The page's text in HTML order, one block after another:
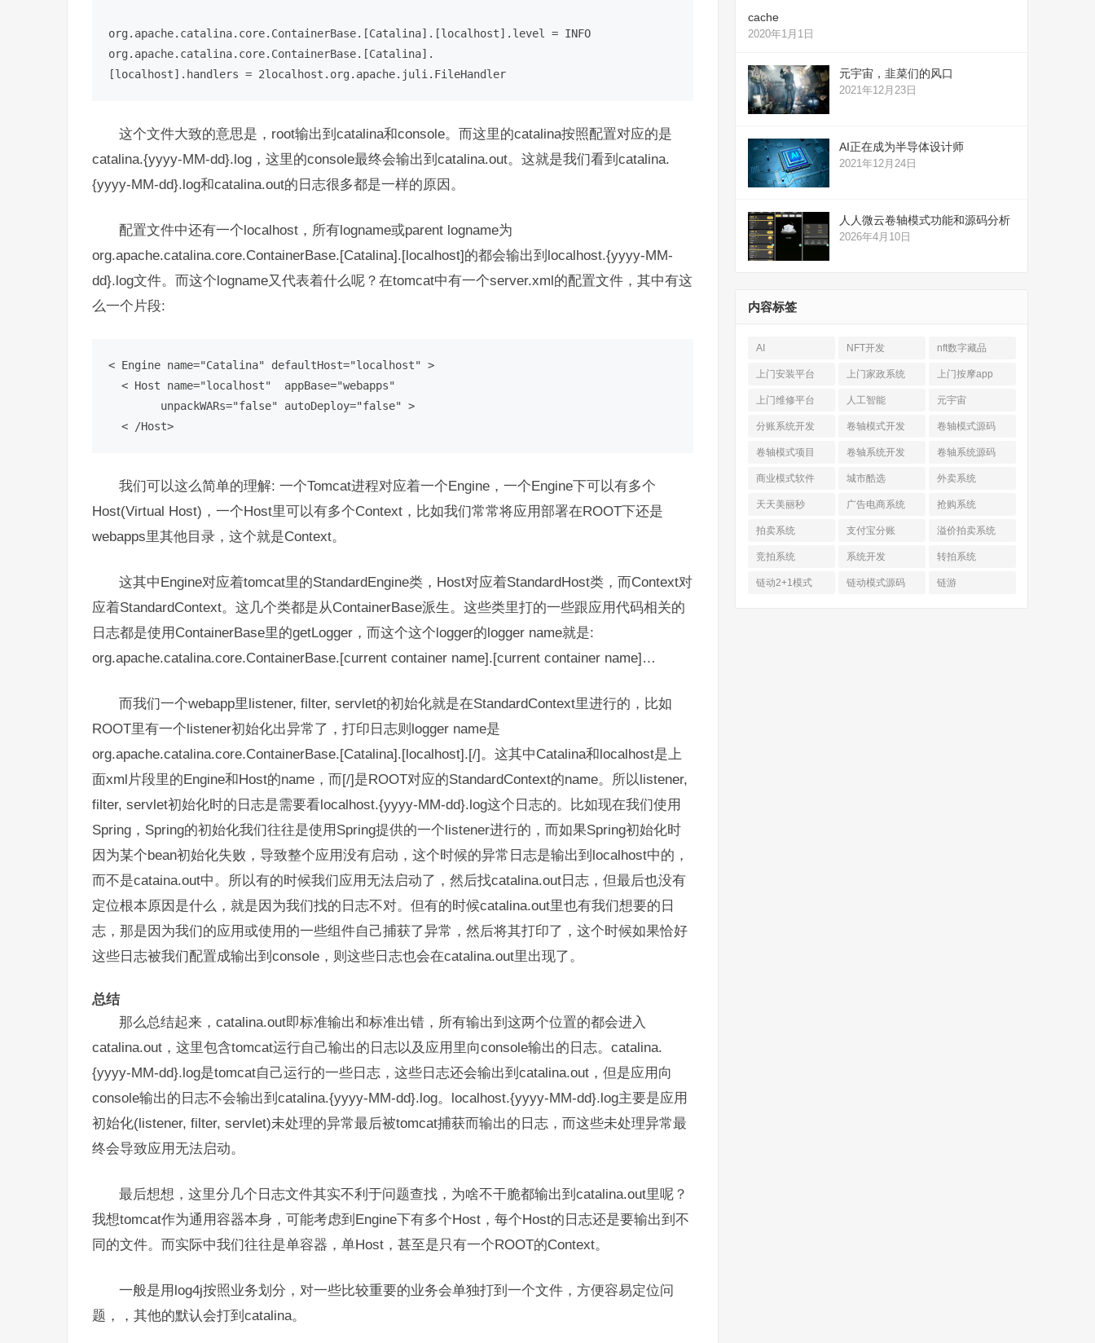
org.apache.catalina.core.ContainerBase.[Catalina].[localhost].level = INFO
org.apache.catalina.core.ContainerBase.[Catalina].
[localhost].handlers = 2localhost.org.apache.juli.FileHandler
这个文件大致的意思是，root输出到catalina和console。而这里的catalina按照配置对应的是
catalina.{yyyy-MM-dd}.log，这里的console最终会输出到catalina.out。这就是我们看到catalina.
{yyyy-MM-dd}.log和catalina.out的日志很多都是一样的原因。
配置文件中还有一个localhost，所有logname或parent logname为
org.apache.catalina.core.ContainerBase.[Catalina].[localhost]的都会输出到localhost.{yyyy-MM-
dd}.log文件。而这个logname又代表着什么呢？在tomcat中有一个server.xml的配置文件，其中有这
么一个片段:
< Engine name="Catalina" defaultHost="localhost" >
< Host name="localhost"  appBase="webapps"
unpackWARs="false" autoDeploy="false" >
< /Host>
我们可以这么简单的理解: 一个Tomcat进程对应着一个Engine，一个Engine下可以有多个
Host(Virtual Host)，一个Host里可以有多个Context，比如我们常常将应用部署在ROOT下还是
webapps里其他目录，这个就是Context。
这其中Engine对应着tomcat里的StandardEngine类，Host对应着StandardHost类，而Context对
应着StandardContext。这几个类都是从ContainerBase派生。这些类里打的一些跟应用代码相关的
日志都是使用ContainerBase里的getLogger，而这个这个logger的logger name就是:
org.apache.catalina.core.ContainerBase.[current container name].[current container name]…
而我们一个webapp里listener, filter, servlet的初始化就是在StandardContext里进行的，比如
ROOT里有一个listener初始化出异常了，打印日志则logger name是
org.apache.catalina.core.ContainerBase.[Catalina].[localhost].[/]。这其中Catalina和localhost是上
面xml片段里的Engine和Host的name，而[/]是ROOT对应的StandardContext的name。所以listener,
filter, servlet初始化时的日志是需要看localhost.{yyyy-MM-dd}.log这个日志的。比如现在我们使用
Spring，Spring的初始化我们往往是使用Spring提供的一个listener进行的，而如果Spring初始化时
因为某个bean初始化失败，导致整个应用没有启动，这个时候的异常日志是输出到localhost中的，
而不是cataina.out中。所以有的时候我们应用无法启动了，然后找catalina.out日志，但最后也没有
定位根本原因是什么，就是因为我们找的日志不对。但有的时候catalina.out里也有我们想要的日
志，那是因为我们的应用或使用的一些组件自己捕获了异常，然后将其打印了，这个时候如果恰好
这些日志被我们配置成输出到console，则这些日志也会在catalina.out里出现了。
总结
那么总结起来，catalina.out即标准输出和标准出错，所有输出到这两个位置的都会进入
catalina.out，这里包含tomcat运行自己输出的日志以及应用里向console输出的日志。catalina.
{yyyy-MM-dd}.log是tomcat自己运行的一些日志，这些日志还会输出到catalina.out，但是应用向
console输出的日志不会输出到catalina.{yyyy-MM-dd}.log。localhost.{yyyy-MM-dd}.log主要是应用
初始化(listener, filter, servlet)未处理的异常最后被tomcat捕获而输出的日志，而这些未处理异常最
终会导致应用无法启动。
最后想想，这里分几个日志文件其实不利于问题查找，为啥不干脆都输出到catalina.out里呢？
我想tomcat作为通用容器本身，可能考虑到Engine下有多个Host，每个Host的日志还是要输出到不
同的文件。而实际中我们往往是单容器，单Host，甚至是只有一个ROOT的Context。
一般是用log4j按照业务划分，对一些比较重要的业务会单独打到一个文件，方便容易定位问
题，，其他的默认会打到catalina。
cache
2020年1月1日
元宇宙，韭菜们的风口
2021年12月23日
AI正在成为半导体设计师
2021年12月24日
人人微云卷轴模式功能和源码分析
2026年4月10日
内容标签
AI NFT开发 nft数字藏品
上门安装平台 上门家政系统 上门按摩app
上门维修平台 人工智能 元宇宙
分账系统开发 卷轴模式开发 卷轴模式源码
卷轴模式项目 卷轴系统开发 卷轴系统源码
商业模式软件 城市酷选 外卖系统
天天美丽秒 广告电商系统 抢购系统
拍卖系统 支付宝分账 溢价拍卖系统
竞拍系统 系统开发 转拍系统
链动2+1模式 链动模式源码 链游